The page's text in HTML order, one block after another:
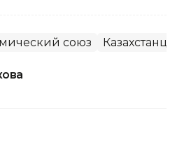
союз Казахстанцы